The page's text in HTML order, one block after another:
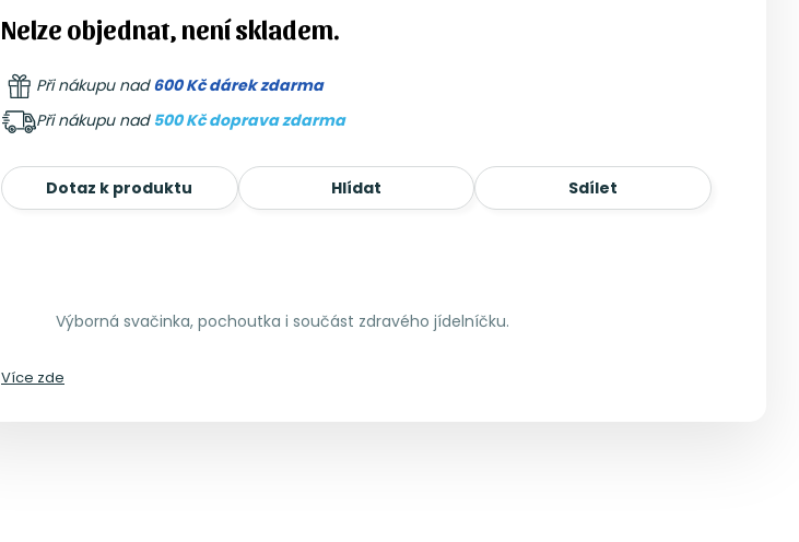
Nelze objednat, není skladem.
Při nákupu nad600 Kč dárek zdarma
Při nákupu nad 500 Kč doprava zdarma
Dotaz k produktu Hlídat Sdílet
Výborná svačinka, pochoutka i součást zdravého jídelníčku.
Více zde